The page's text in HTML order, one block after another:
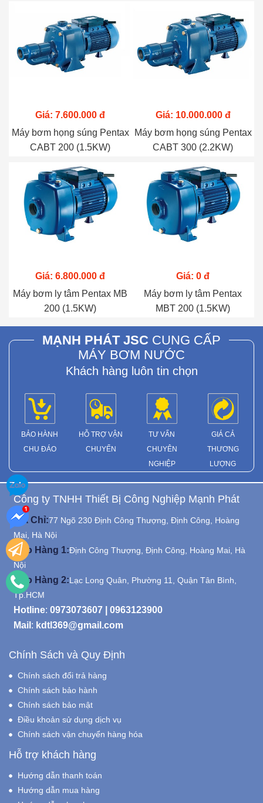
Giá: 7.600.000 đ
Máy bơm họng súng Pentax
CABT 200 (1.5KW)
Giá: 10.000.000 đ
Máy bơm họng súng Pentax
CABT 300 (2.2KW)
Giá: 6.800.000 đ
Máy bơm ly tâm Pentax MB
200 (1.5KW)
Giá: 0 đ
Máy bơm ly tâm Pentax
MBT 200 (1.5KW)
MẠNH PHÁT JSC CUNG CẤP
MÁY BƠM NƯỚC
Khách hàng luôn tin chọn
BẢO HÀNH
CHU ĐÁO
HỖ TRỢ VẬN
CHUYỂN
TƯ VẤN
CHUYÊN
NGHIỆP
GIÁ CẢ
THƯƠNG
LƯỢNG
Công ty TNHH Thiết Bị Công Nghiệp Mạnh Phát
Địa Chỉ:77 Ngõ 230 Định Công Thượng, Định Công, Hoàng
Mai, Hà Nội
Kho Hàng 1:Định Công Thượng, Định Công, Hoàng Mai, Hà
Nội
Kho Hàng 2:Lạc Long Quân, Phường 11, Quận Tân Bình,
Tp.HCM
Hotline: 0973073607
0963123900
Mail : kdtl369@gmail.com
Chính Sách và Quy Định
Chính sách đổi trả hàng
Chính sách bảo hành
Chính sách bảo mật
Điều khoản sử dụng dịch vụ
Chính sách vận chuyển hàng hóa
Hỗ trợ khách hàng
Hướng dẫn thanh toán
Hướng dẫn mua hàng